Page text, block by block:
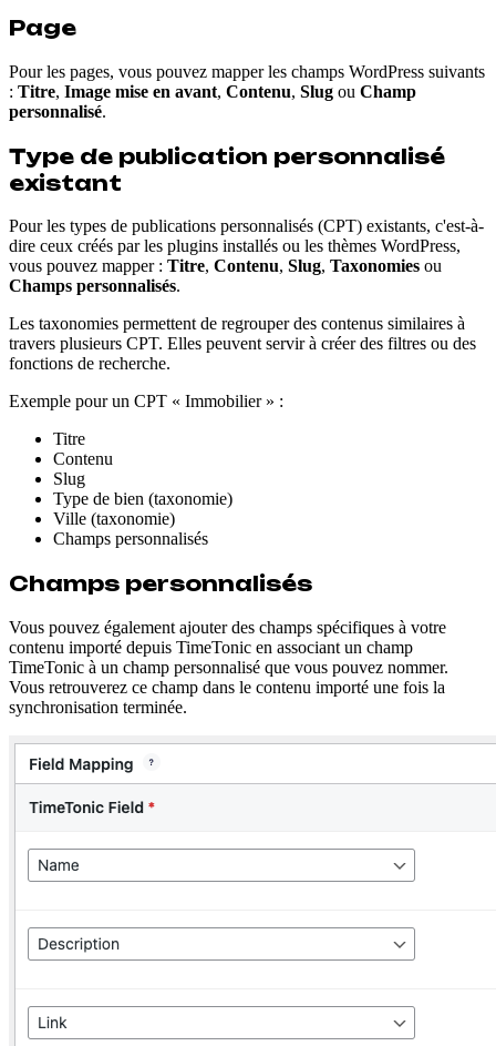
Page
Pour les pages, vous pouvez mapper les champs WordPress suivants
: Titre, Image mise en avant, Contenu, Slug ou Champ
personnalisé.
Type de publication personnalisé
existant
Pour les types de publications personnalisés (CPT) existants, c'est-à-
dire ceux créés par les plugins installés ou les thèmes WordPress,
vous pouvez mapper : Titre, Contenu, Slug, Taxonomies ou
Champs personnalisés.
Les taxonomies permettent de regrouper des contenus similaires à
travers plusieurs CPT. Elles peuvent servir à créer des filtres ou des
fonctions de recherche.
Exemple pour un CPT « Immobilier » :
Titre
Contenu
Slug
Type de bien (taxonomie)
Ville (taxonomie)
Champs personnalisés
Champs personnalisés
Vous pouvez également ajouter des champs spécifiques à votre
contenu importé depuis TimeTonic en associant un champ
TimeTonic à un champ personnalisé que vous pouvez nommer.
Vous retrouverez ce champ dans le contenu importé une fois la
synchronisation terminée.